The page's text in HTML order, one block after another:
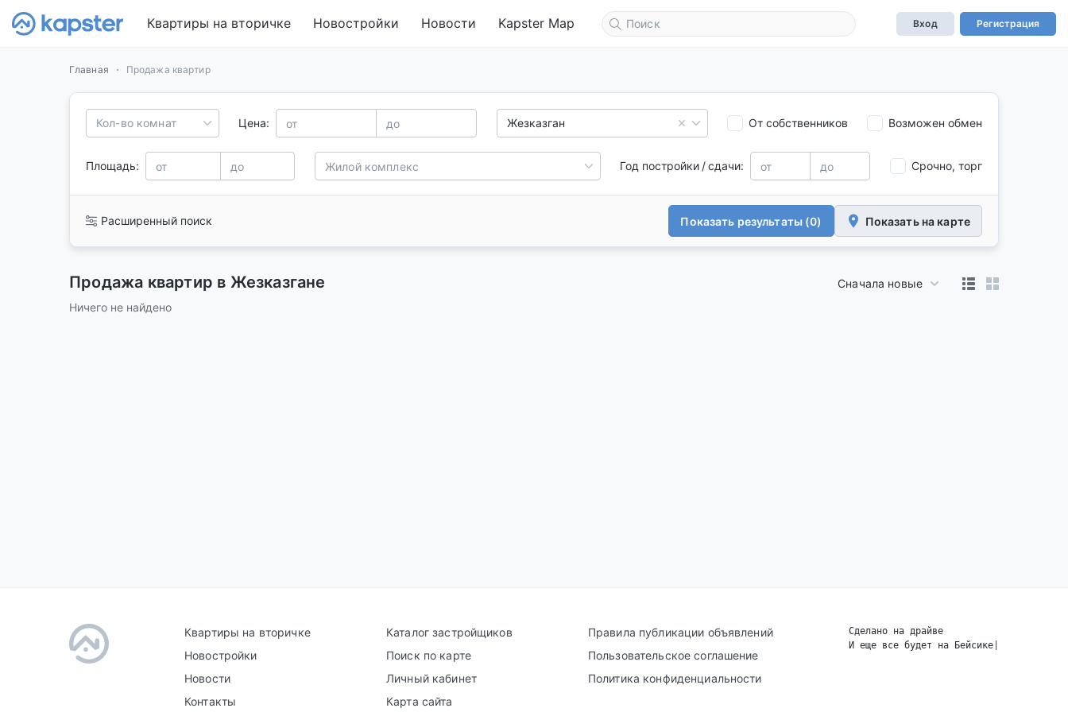
Квартиры на вторичке Новостройки Новости Kapster Map Вход Регистрация
Главная Продажа квартир
Кол-во комнат Цена: Жезказган От собственников Возможен обмен
Площадь: Год постройки / сдачи: Срочно, торг
Расширенный поиск Показать результаты (0) Показать на карте
Продажа квартир в Жезказгане
Сначала новые
Ничего не найдено
Квартиры на вторичке
Новостройки
Новости
Контакты
Каталог застройщиков
Поиск по карте
Личный кабинет
Карта сайта
Правила публикации объявлений
Пользовательское соглашение
Политика конфиденциальности
Сделано на драйве
И еще все будет на Бейсике